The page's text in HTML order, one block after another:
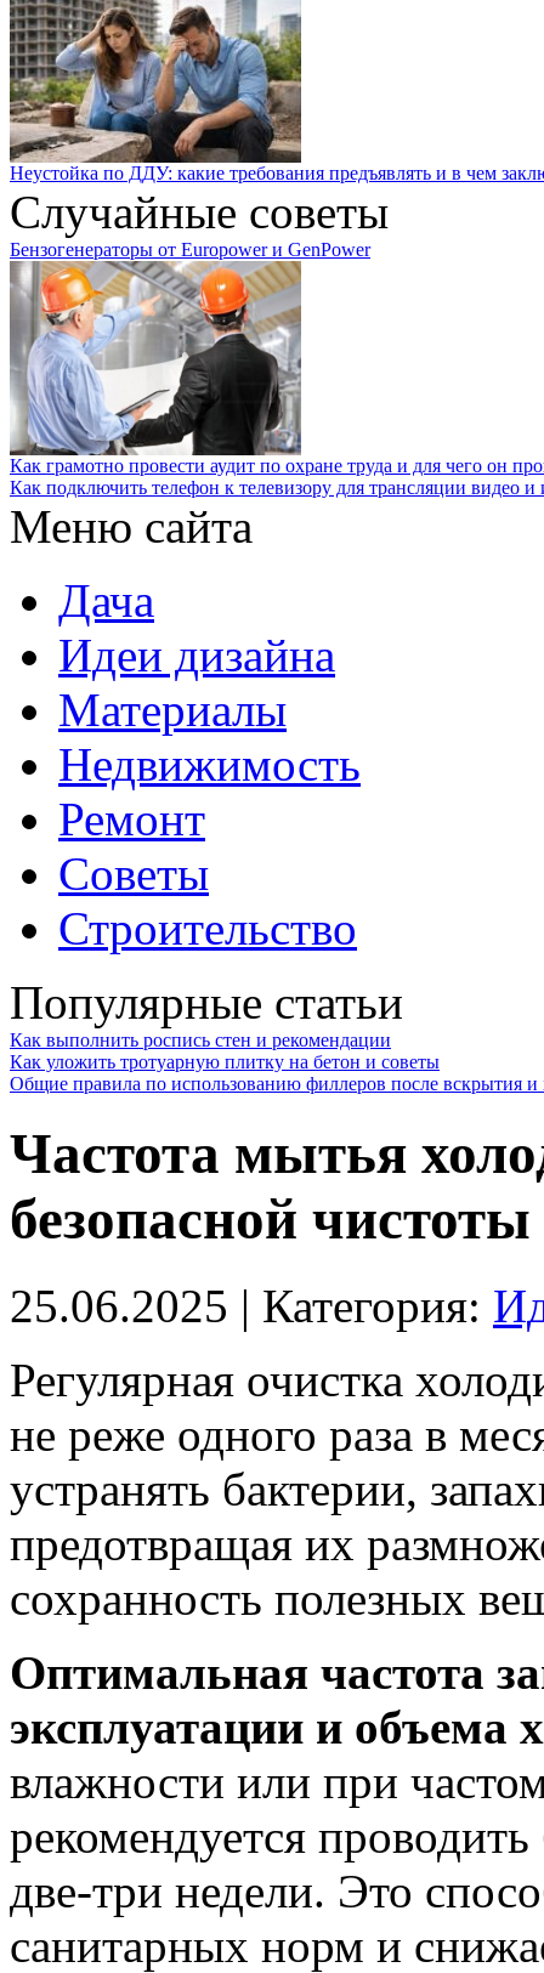
Неустойка по ДДУ: какие требования предъявлять и в чем
Случайные советы
Бензогенераторы от Europower и GenPower
Как грамотно провести аудит по охране труда и для чего он
Как подключить телефон к телевизору для трансляции видео
Меню сайта
Дача
Идеи дизайна
Материалы
Недвижимость
Ремонт
Советы
Строительство
Популярные статьи
Как выполнить роспись стен и рекомендации
Как уложить тротуарную плитку на бетон и советы
Общие правила по использованию филлеров после вскрытия и
Частота мытья
безопасной
25.06.2025 | Категория:
Регулярная очистка
не реже одного раза в
устранять бактерии,
предотвращая их
сохранность полезных
Оптимальная частота
эксплуатации и объема
влажности или при
рекомендуется
две-три недели. Это
санитарных норм и